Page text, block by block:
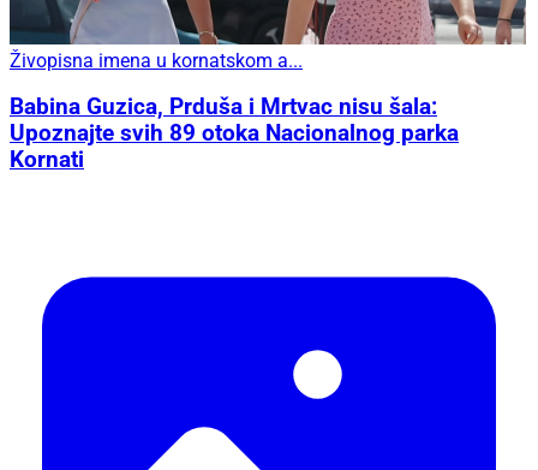
Živopisna imena u kornatskom a...
Babina Guzica, Prduša i Mrtvac nisu šala:
Upoznajte svih 89 otoka Nacionalnog parka
Kornati